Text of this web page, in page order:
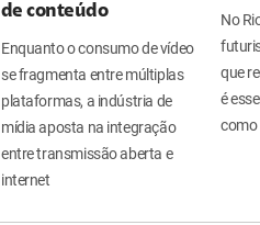
de conteúdo
Enquanto o consumo de vídeo
se fragmenta entre múltiplas
plataformas, a indústria de
mídia aposta na integração
entre transmissão aberta e
internet
No
que
é
como